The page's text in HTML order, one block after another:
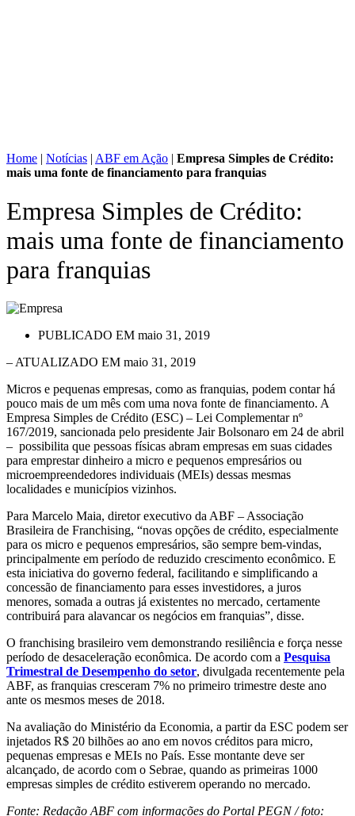
Home | Notícias | ABF em Ação | Empresa Simples de Crédito:
mais uma fonte de financiamento para franquias
Empresa Simples de Crédito:
mais uma fonte de financiamento
para franquias
PUBLICADO EM maio 31, 2019
– ATUALIZADO EM maio 31, 2019
Micros e pequenas empresas, como as franquias, podem contar há
pouco mais de um mês com uma nova fonte de financiamento. A
Empresa Simples de Crédito (ESC) – Lei Complementar nº
167/2019, sancionada pelo presidente Jair Bolsonaro em 24 de abril
– possibilita que pessoas físicas abram empresas em suas cidades
para emprestar dinheiro a micro e pequenos empresários ou
microempreendedores individuais (MEIs) dessas mesmas
localidades e municípios vizinhos.
Para Marcelo Maia, diretor executivo da ABF – Associação
Brasileira de Franchising, “novas opções de crédito, especialmente
para os micro e pequenos empresários, são sempre bem-vindas,
principalmente em período de reduzido crescimento econômico. E
esta iniciativa do governo federal, facilitando e simplificando a
concessão de financiamento para esses investidores, a juros
menores, somada a outras já existentes no mercado, certamente
contribuirá para alavancar os negócios em franquias”, disse.
O franchising brasileiro vem demonstrando resiliência e força nesse
período de desaceleração econômica. De acordo com a Pesquisa
Trimestral de Desempenho do setor, divulgada recentemente pela
ABF, as franquias cresceram 7% no primeiro trimestre deste ano
ante os mesmos meses de 2018.
Na avaliação do Ministério da Economia, a partir da ESC podem ser
injetados R$ 20 bilhões ao ano em novos créditos para micro,
pequenas empresas e MEIs no País. Esse montante deve ser
alcançado, de acordo com o Sebrae, quando as primeiras 1000
empresas simples de crédito estiverem operando no mercado.
Fonte: Redação ABF com informações do Portal PEGN / foto: